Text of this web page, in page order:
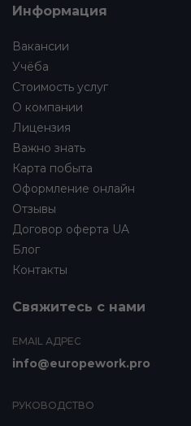
Информация
Вакансии
Учёба
Стоимость услуг
О компании
Лицензия
Важно знать
Карта побыта
Оформление онлайн
Отзывы
Договор оферта UA
Блог
Контакты
Свяжитесь с нами
EMAIL АДРЕС
info@europework.pro
РУКОВОДСТВО